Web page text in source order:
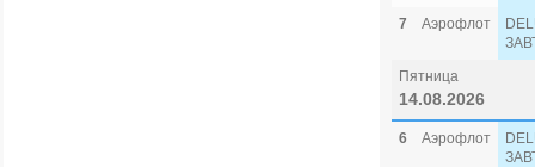
7 Аэрофлот
Пятница
14.08.2026
6 Аэрофлот